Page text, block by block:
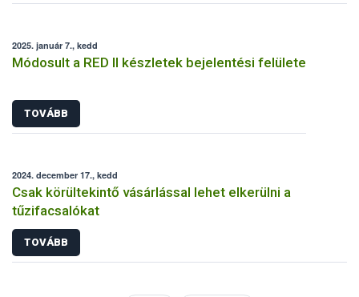
2025. január 7., kedd
Módosult a RED II készletek bejelentési felülete
TOVÁBB
2024. december 17., kedd
Csak körültekintő vásárlással lehet elkerülni a
tűzifacsalókat
TOVÁBB